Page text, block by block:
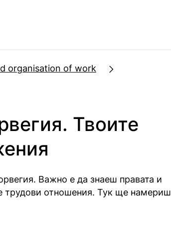
organisation of work
Твоите
Важно е да знаеш правата и
трудови отношения. Тук ще намериш